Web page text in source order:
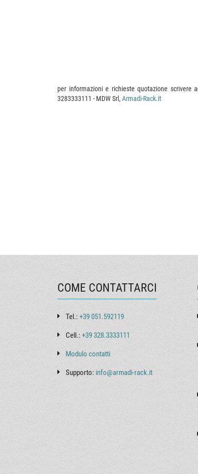
per informazioni e richieste quotazione scrivere
3283333111 - MDW Srl, Armadi-Rack.it
COME CONTATTARCI
Tel.: +39 051.592119
Cell.: +39 328.3333111
Modulo contatti
Supporto: info@armadi-rack.it